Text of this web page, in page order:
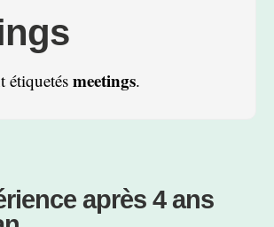
étiquetés meetings.
après 4 ans